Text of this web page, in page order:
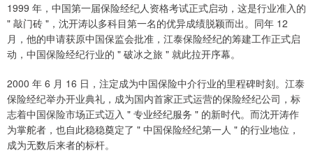
1999 年，中国第一届保险经纪人资格考试正式启动，这是行业准入的
" 敲门砖 "，沈开涛以多科目第一名的优异成绩脱颖而出。同年 12
月，他的申请获原中国保监会批准，江泰保险经纪的筹建工作正式启
动，中国保险经纪行业的 " 破冰之旅 " 就此拉开序幕。
2000 年 6 月 16 日，注定成为中国保险中介行业的里程碑时刻。江泰
保险经纪举办开业典礼，成为国内首家正式运营的保险经纪公司，标
志着中国保险市场正式迈入 " 专业经纪服务 " 的新时代。而沈开涛作
为掌舵者，也自此稳稳奠定了 " 中国保险经纪第一人 " 的行业地位，
成为无数后来者的标杆。